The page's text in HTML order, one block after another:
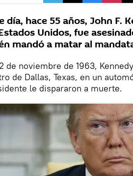
día, hace 55 años, John F.
Unidos, fue
mandó a matar al
de noviembre de 1963,
de Dallas, Texas, en un
le dispararon a muerte.